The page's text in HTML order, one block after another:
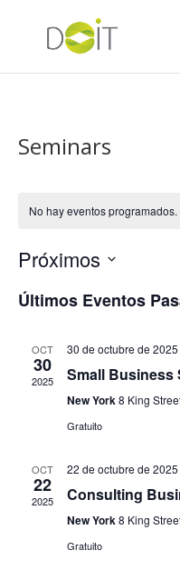
Seminars
No hay eventos programados.
Próximos
la
Últimos Eventos
OCT
30
2025
30 de octubre de 2025
Small Business
New York8 King
Gratuito
OCT
22
2025
22 de octubre de 2025
Consulting
New York8 King
Gratuito